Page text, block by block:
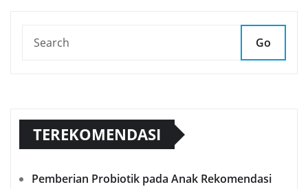
Go
TEREKOMENDASI
Pemberian Probiotik pada Anak Rekomendasi